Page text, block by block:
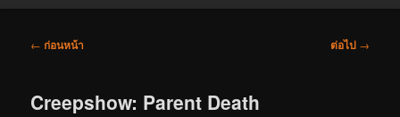
เมนู
← ก่อนหน้า ต่อไป →
Creepshow: Parent Death